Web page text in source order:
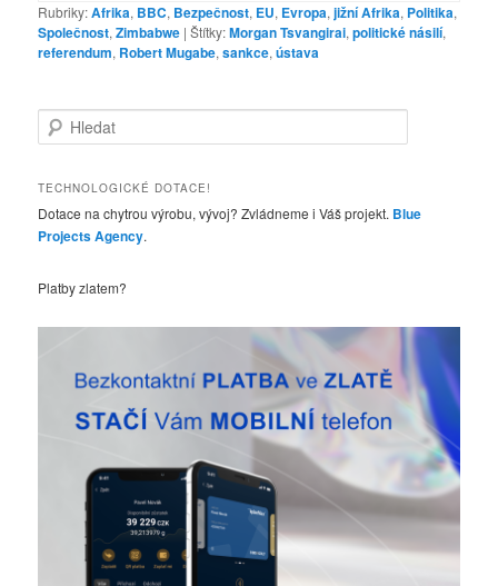
Rubriky:Afrika, BBC, Bezpečnost, EU, Evropa,jižní Afrika, Politika,
Společnost,Zimbabwe |Štítky:Morgan Tsvangirai,politické násilí,
referendum, Robert Mugabe,sankce,ústava
l
d
t
TECHNOLOGICKÉ DOTACE!
Dotace na chytrou výrobu, vývoj? Zvládneme i Váš projekt. Blue
Projects Agency.
Platby zlatem?